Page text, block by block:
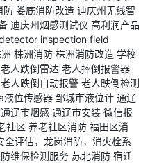
防 娄底消防改造 迪庆州无线智
迪庆州烟感测试仪 高利润产品
inspection field
株洲消防 株洲消防改造 学校
老人跌倒雷达 老人摔倒报警器
老人跌倒自动报警 老人跌倒检测
液位传感器 邹城市液位计 通辽
通辽市烟感 通辽市安装 微信报
社区 养老社区消防 福田区消
评估，龙岗消防，消火栓系
维保检测服务 苏北消防 宿迁